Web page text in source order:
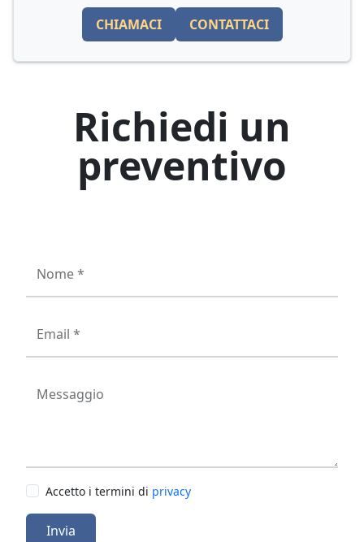
CHIAMACI CONTATTACI
Richiedi un
preventivo
Nome *
Email *
Messaggio
Accetto i termini di privacy
Invia